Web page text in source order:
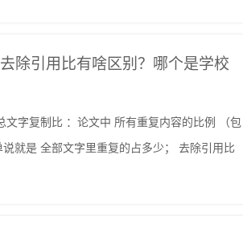
除引用比有啥区别？哪个是学校
字复制比 ：论文中 所有重复内容的比例 （包
就是 全部文字里重复的占多少； 去除引用比